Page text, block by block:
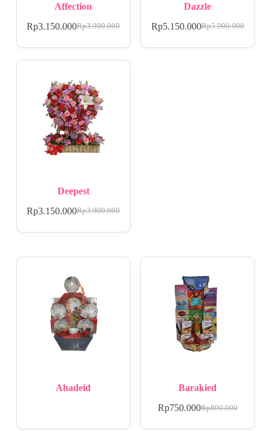
Affection
Rp3.900.000
Rp3.150.000
Dazzle
Rp5.900.000
Rp5.150.000
Deepest
Rp3.900.000
Rp3.150.000
Ahadeid Barakied
Rp800.000
Rp750.000